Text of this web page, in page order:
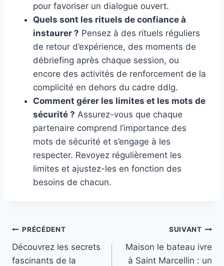
pour favoriser un dialogue ouvert.
Quels sont les rituels de confiance à
instaurer ? Pensez à des rituels réguliers
de retour d’expérience, des moments de
débriefing après chaque session, ou
encore des activités de renforcement de la
complicité en dehors du cadre ddlg.
Comment gérer les limites et les mots de
sécurité ? Assurez-vous que chaque
partenaire comprend l’importance des
mots de sécurité et s’engage à les
respecter. Revoyez régulièrement les
limites et ajustez-les en fonction des
besoins de chacun.
Navigation
de
PRÉCÉDENT
Découvrez les secrets
fascinants de la
SUIVANT
Maison le bateau ivre
à Saint Marcellin : un